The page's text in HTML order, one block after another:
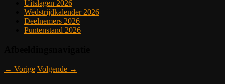
Uitslagen 2026
Wedstrijdkalender 2026
Deelnemers 2026
Puntenstand 2026
← Vorige Volgende →